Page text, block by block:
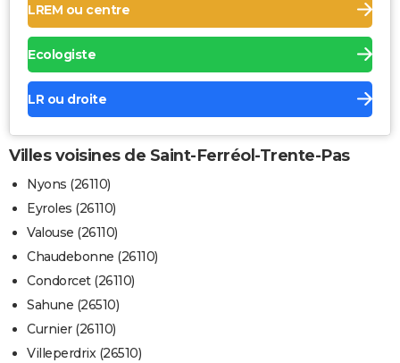
LREM ou centre
Ecologiste
LR ou droite
Villes voisines de Saint-Ferréol-Trente-Pas
Nyons (26110)
Eyroles (26110)
Valouse (26110)
Chaudebonne (26110)
Condorcet (26110)
Sahune (26510)
Curnier (26110)
Villeperdrix (26510)